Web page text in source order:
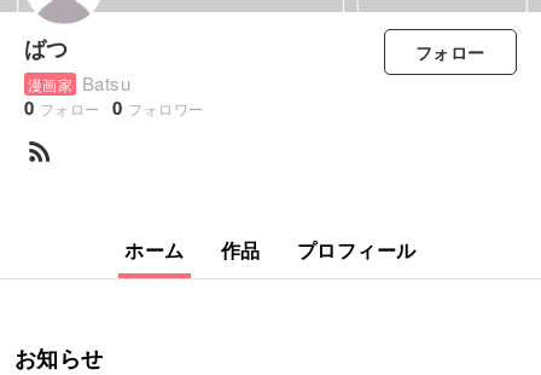
ばつ
漫画家 Batsu
0 フォロー 0 フォロワー
フォロー
rss_feed
ホーム 作品 プロフィール
お知らせ